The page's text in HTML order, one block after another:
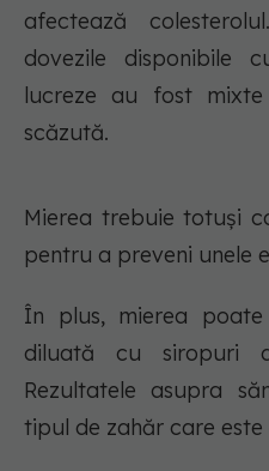
afectează
dovezile disponibile
lucreze au fost
scăzută.
Mierea trebuie totuși
pentru a preveni unele
În plus, mierea
diluată cu siropuri
Rezultatele asupra
tipul de zahăr care